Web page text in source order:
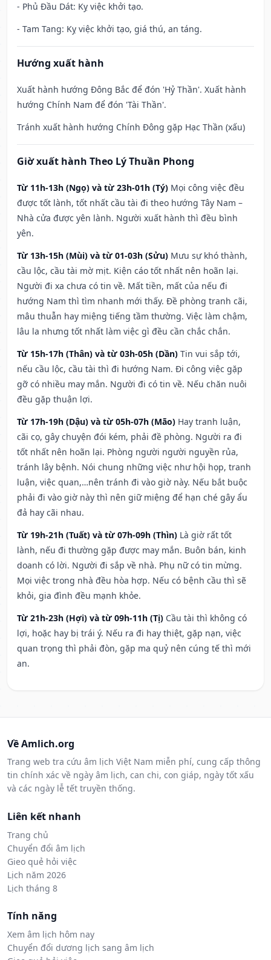
- Phủ Đầu Dát: Kỵ việc khởi tạo.
- Tam Tang: Kỵ việc khởi tạo, giá thú, an táng.
Hướng xuất hành
Xuất hành hướng Đông Bắc để đón 'Hỷ Thần'. Xuất hành
hướng Chính Nam để đón 'Tài Thần'.
Tránh xuất hành hướng Chính Đông gặp Hạc Thần (xấu)
Giờ xuất hành Theo Lý Thuần Phong
Từ 11h-13h (Ngọ) và từ 23h-01h (Tý) Mọi công việc đều
được tốt lành, tốt nhất cầu tài đi theo hướng Tây Nam –
Nhà cửa được yên lành. Người xuất hành thì đều bình
yên.
Từ 13h-15h (Mùi) và từ 01-03h (Sửu) Mưu sự khó thành,
cầu lộc, cầu tài mờ mịt. Kiện cáo tốt nhất nên hoãn lại.
Người đi xa chưa có tin về. Mất tiền, mất của nếu đi
hướng Nam thì tìm nhanh mới thấy. Đề phòng tranh cãi,
mâu thuẫn hay miệng tiếng tầm thường. Việc làm chậm,
lâu la nhưng tốt nhất làm việc gì đều cần chắc chắn.
Từ 15h-17h (Thân) và từ 03h-05h (Dần) Tin vui sắp tới,
nếu cầu lộc, cầu tài thì đi hướng Nam. Đi công việc gặp
gỡ có nhiều may mắn. Người đi có tin về. Nếu chăn nuôi
đều gặp thuận lợi.
Từ 17h-19h (Dậu) và từ 05h-07h (Mão) Hay tranh luận,
cãi cọ, gây chuyện đói kém, phải đề phòng. Người ra đi
tốt nhất nên hoãn lại. Phòng người người nguyền rủa,
tránh lây bệnh. Nói chung những việc như hội họp, tranh
luận, việc quan,…nên tránh đi vào giờ này. Nếu bắt buộc
phải đi vào giờ này thì nên giữ miệng để hạn ché gây ẩu
đả hay cãi nhau.
Từ 19h-21h (Tuất) và từ 07h-09h (Thìn) Là giờ rất tốt
lành, nếu đi thường gặp được may mắn. Buôn bán, kinh
doanh có lời. Người đi sắp về nhà. Phụ nữ có tin mừng.
Mọi việc trong nhà đều hòa hợp. Nếu có bệnh cầu thì sẽ
khỏi, gia đình đều mạnh khỏe.
Từ 21h-23h (Hợi) và từ 09h-11h (Tị) Cầu tài thì không có
lợi, hoặc hay bị trái ý. Nếu ra đi hay thiệt, gặp nạn, việc
quan trọng thì phải đòn, gặp ma quỷ nên cúng tế thì mới
an.
Về Amlich.org
Trang web tra cứu âm lịch Việt Nam miễn phí, cung cấp thông
tin chính xác về ngày âm lịch, can chi, con giáp, ngày tốt xấu
và các ngày lễ tết truyền thống.
Liên kết nhanh
Trang chủ
Chuyển đổi âm lịch
Gieo quẻ hỏi việc
Lịch năm 2026
Lịch tháng 8
Tính năng
Xem âm lịch hôm nay
Chuyển đổi dương lịch sang âm lịch